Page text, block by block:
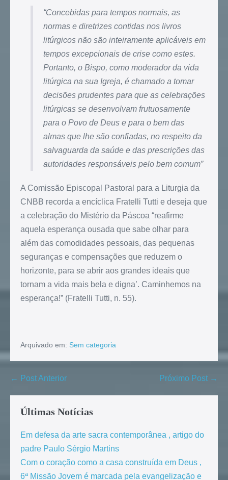
“Concebidas para tempos normais, as
normas e diretrizes contidas nos livros
litúrgicos não são inteiramente aplicáveis em
tempos excepcionais de crise como estes.
Portanto, o Bispo, como moderador da vida
litúrgica na sua Igreja, é chamado a tomar
decisões prudentes para que as celebrações
litúrgicas se desenvolvam frutuosamente
para o Povo de Deus e para o bem das
almas que lhe são confiadas, no respeito da
salvaguarda da saúde e das prescrições das
autoridades responsáveis pelo bem comum”
A Comissão Episcopal Pastoral para a Liturgia da
CNBB recorda a encíclica Fratelli Tutti e deseja que
a celebração do Mistério da Páscoa “reafirme
aquela esperança ousada que sabe olhar para
além das comodidades pessoais, das pequenas
seguranças e compensações que reduzem o
horizonte, para se abrir aos grandes ideais que
tornam a vida mais bela e digna’. Caminhemos na
esperança!” (Fratelli Tutti, n. 55).
Arquivado em: Sem categoria
← Post Anterior Próximo Post →
Últimas Notícias
Em defesa da arte sacra contemporânea , artigo do
padre Paulo Sérgio Martins
Com o coração como a casa construída em Deus ,
6ª Missão Jovem é marcada pela evangelização e